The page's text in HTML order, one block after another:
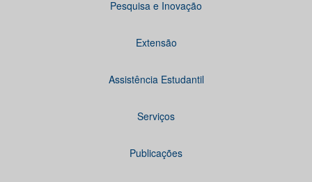
Pesquisa e Inovação
Extensão
Assistência Estudantil
Serviços
Publicações